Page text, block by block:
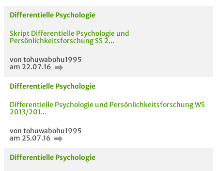
AUCH IM MODUL
TITEL DER
Differentielle Psychologie
Skript Differentielle Psychologie und
Persönlichkeitsforschung SS 2...
von tohuwabohu1995
am 22.07.16
Differentielle Psychologie
Differentielle Psychologie und Persönlichkeitsforschung WS
2013/201...
von tohuwabohu1995
am 25.07.16
Differentielle Psychologie